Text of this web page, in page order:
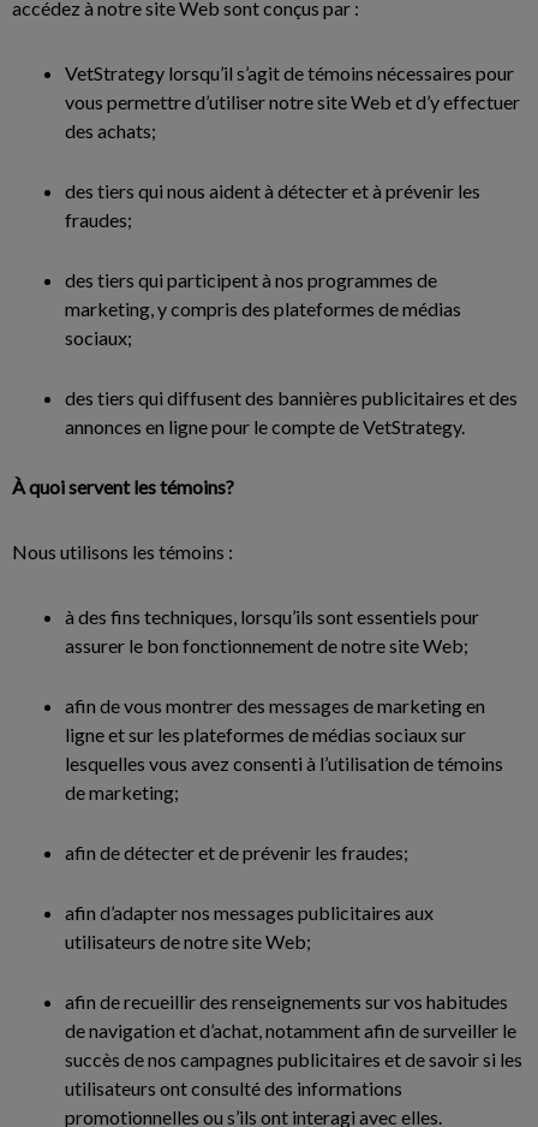
accédez à notre site Web sont conçus par :
VetStrategy lorsqu’il s’agit de témoins nécessaires pour
vous permettre d’utiliser notre site Web et d’y effectuer
des achats;
des tiers qui nous aident à détecter et à prévenir les
fraudes;
des tiers qui participent à nos programmes de
marketing, y compris des plateformes de médias
sociaux;
des tiers qui diffusent des bannières publicitaires et des
annonces en ligne pour le compte de VetStrategy.
À quoi servent les témoins?
Nous utilisons les témoins :
à des fins techniques, lorsqu’ils sont essentiels pour
assurer le bon fonctionnement de notre site Web;
afin de vous montrer des messages de marketing en
ligne et sur les plateformes de médias sociaux sur
lesquelles vous avez consenti à l’utilisation de témoins
de marketing;
afin de détecter et de prévenir les fraudes;
afin d’adapter nos messages publicitaires aux
utilisateurs de notre site Web;
afin de recueillir des renseignements sur vos habitudes
de navigation et d’achat, notamment afin de surveiller le
succès de nos campagnes publicitaires et de savoir si les
utilisateurs ont consulté des informations
promotionnelles ou s’ils ont interagi avec elles.